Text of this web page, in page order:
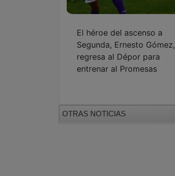
El héroe del ascenso a
Segunda, Ernesto Gómez,
regresa al Dépor para
entrenar al Promesas
OTRAS NOTICIAS